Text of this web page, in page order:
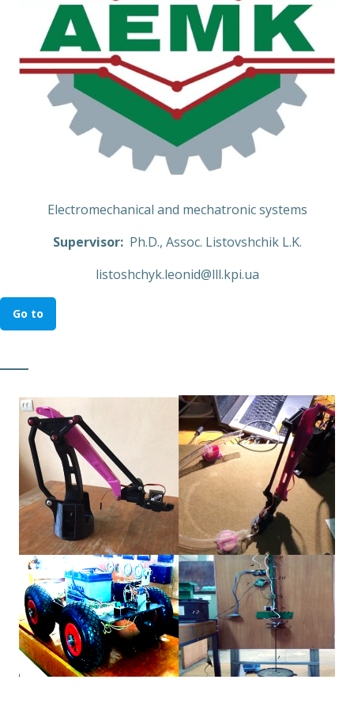
Electromechanical and mechatronic systems
Supervisor:Ph.D., Assoc. Listovshchik L.K.
listoshchyk.leonid@lll.kpi.ua
Go to